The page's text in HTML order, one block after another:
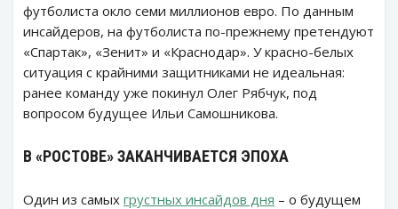
футболиста окло семи миллионов евро. По данным
инсайдеров, на футболиста по-прежнему претендуют
«Спартак», «Зенит» и «Краснодар». У красно-белых
ситуация с крайними защитниками не идеальная:
ранее команду уже покинул Олег Рябчук, под
вопросом будущее Ильи Самошникова.
В «РОСТОВЕ» ЗАКАНЧИВАЕТСЯ ЭПОХА
Один из самых грустных инсайдов дня – о будущем